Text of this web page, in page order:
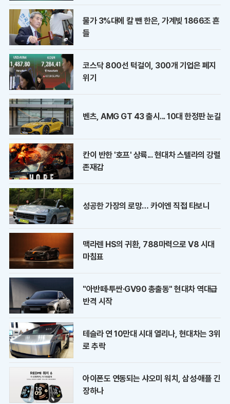
물가 3%대에 칼 뺀 한은, 가계빚 1866조 흔
들
코스닥 800선 턱걸이, 300개 기업은 폐지
위기
벤츠, AMG GT 43 출시... 10대 한정판 눈길
칸이 반한 '호프' 상륙... 현대차 스텔라의 강렬
존재감
성공한 가장의 로망… 카이엔 직접 타보니
맥라렌 HS의 귀환, 788마력으로 V8 시대
마침표
"아반떼·투싼·GV90 총출동" 현대차 역대급
반격 시작
테슬라 연 10만대 시대 열리나, 현대차는 3위
로 추락
아이폰도 연동되는 샤오미 워치, 삼성·애플 긴
장하나